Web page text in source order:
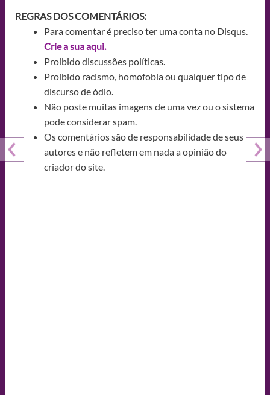
REGRAS DOS COMENTÁRIOS:
Para comentar é preciso ter uma conta no Disqus.
Crie a sua aqui.
Proibido discussões políticas.
Proibido racismo, homofobia ou qualquer tipo de
discurso de ódio.
Não poste muitas imagens de uma vez ou o sistema
pode considerar spam.
Os comentários são de responsabilidade de seus
autores e não refletem em nada a opinião do
criador do site.